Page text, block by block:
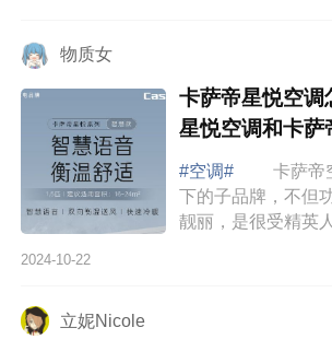
家哪个好 美的星
物质女
卡萨帝星悦空调
星悦空调和卡萨
#空调#
卡萨帝空
下的子品牌，不但
靓丽，是很受精英
帝星悦空调怎么样
2024-10-22
立妮Nicole